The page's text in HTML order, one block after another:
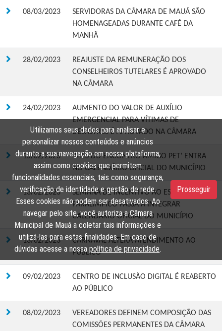
08/03/2023
SERVIDORAS DA CÂMARA DE MAUÁ SÃO
HOMENAGEADAS DURANTE CAFÉ DA
MANHÃ
28/02/2023
REAJUSTE DA REMUNERAÇÃO DOS
CONSELHEIROS TUTELARES É APROVADO
NA CÂMARA
24/02/2023
AUMENTO DO VALOR DE AUXÍLIO
EMERGENCIAL PARA VÍTIMAS DE
DESASTRES É APROVADO NA CÂMARA
15/02/2023
‘MÊS DO ENCONTRO AMIGO PET’ ENTRA
NO CALENDÁRIO OFICIAL DO MUNICÍPIO
13/02/2023
SEMANA DE INCENTIVO AO ESPORTE
PARALÍMPICO PASSA A INTEGRAR
CALENDÁRIO OFICIAL DO MUNICÍPIO
13/02/2023
CARNAVAL ALTERA ATENDIMENTO AO
PÚBLICO
09/02/2023
CENTRO DE INCLUSÃO DIGITAL É REABERTO
AO PÚBLICO
08/02/2023
VEREADORES DEFINEM COMPOSIÇÃO DAS
COMISSÕES PERMANENTES DA CÂMARA
Utilizamos seus dados para analisar e
personalizar nossos conteúdos e anúncios
durante a sua navegação em nossa plataforma,
assim como cookies que permitem
funcionalidades essenciais, tais como segurança,
verificação de identidade e gestão de rede.
Esses cookies não podem ser desativados. Ao
navegar pelo site, você autoriza a Câmara
Municipal de Mauá a coletar tais informações e
utilizá-las para estas finalidades. Em caso de
dúvidas acesse a nossa política de privacidade.
Prosseguir